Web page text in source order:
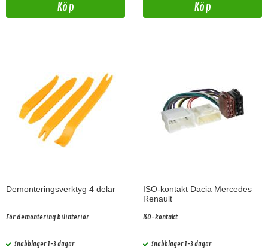
Köp Köp
Demonteringsverktyg 4 delar
För demontering bilinteriör
Snabblager 1-3 dagar
ISO-kontakt Dacia Mercedes
Renault
ISO-kontakt
Snabblager 1-3 dagar